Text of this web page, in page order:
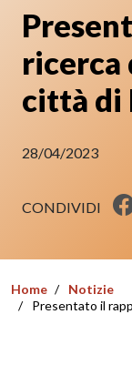
ricerca
città di
28/04/2023
CONDIVIDI
Home
Notizie
Presentato il